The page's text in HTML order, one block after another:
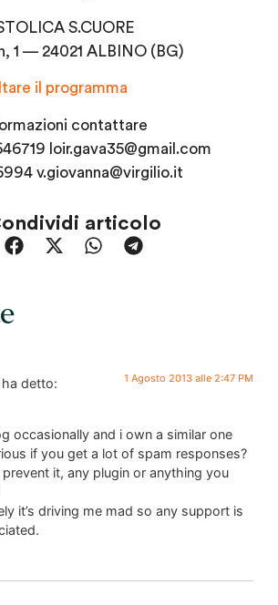
S.CUORE
1 — 24021 ALBINO (BG)
il programma
contattare
loir.gava35@gmail.com
v.giovanna@virgilio.it
articolo
ha detto: 1 Agosto 2013 alle 2:47 PM
occasionally and i own a similar one
if you get a lot of spam responses?
it, any plugin or anything you
it’s driving me mad so any support is